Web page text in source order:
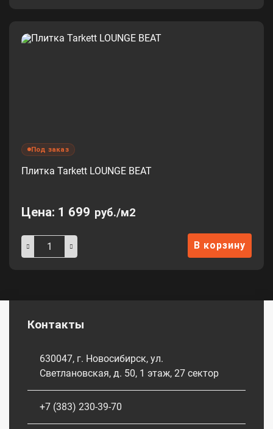
Под заказ
Плитка Tarkett LOUNGE BEAT
Цена: 1 699 руб./м2
В корзину
Контакты
630047, г. Новосибирск, ул.
Светлановская, д. 50, 1 этаж, 27 сектор
+7 (383) 230-39-70